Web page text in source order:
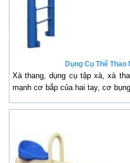
Dụng Cụ Thể
Xà thang, dụng cụ tập xà, xà
mạnh cơ bắp của hai tay, cơ bụng